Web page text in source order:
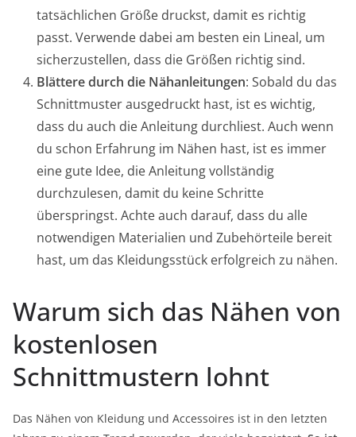
tatsächlichen Größe druckst, damit es richtig
passt. Verwende dabei am besten ein Lineal, um
sicherzustellen, dass die Größen richtig sind.
Blättere durch die Nähanleitungen: Sobald du das
Schnittmuster ausgedruckt hast, ist es wichtig,
dass du auch die Anleitung durchliest. Auch wenn
du schon Erfahrung im Nähen hast, ist es immer
eine gute Idee, die Anleitung vollständig
durchzulesen, damit du keine Schritte
überspringst. Achte auch darauf, dass du alle
notwendigen Materialien und Zubehörteile bereit
hast, um das Kleidungsstück erfolgreich zu nähen.
Warum sich das Nähen von
kostenlosen
Schnittmustern lohnt
Das Nähen von Kleidung und Accessoires ist in den letzten